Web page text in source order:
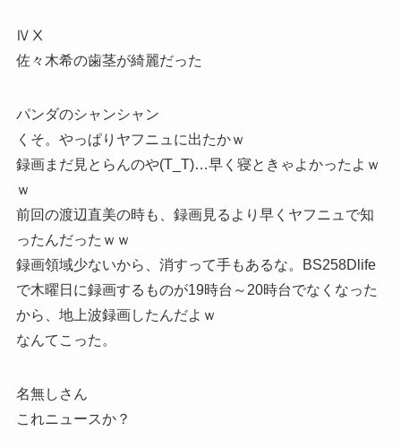
ⅣⅩ
佐々木希の歯茎が綺麗だった
パンダのシャンシャン
くそ。やっぱりヤフニュに出たかｗ
録画まだ見とらんのや(T_T)…早く寝ときゃよかったよｗ
ｗ
前回の渡辺直美の時も、録画見るより早くヤフニュで知
ったんだったｗｗ
録画領域少ないから、消すって手もあるな。BS258Dlife
で木曜日に録画するものが19時台～20時台でなくなった
から、地上波録画したんだよｗ
なんてこった。
名無しさん
これニュースか？